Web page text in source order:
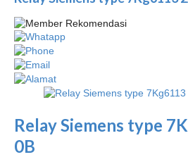
Relay Siemens type
0B